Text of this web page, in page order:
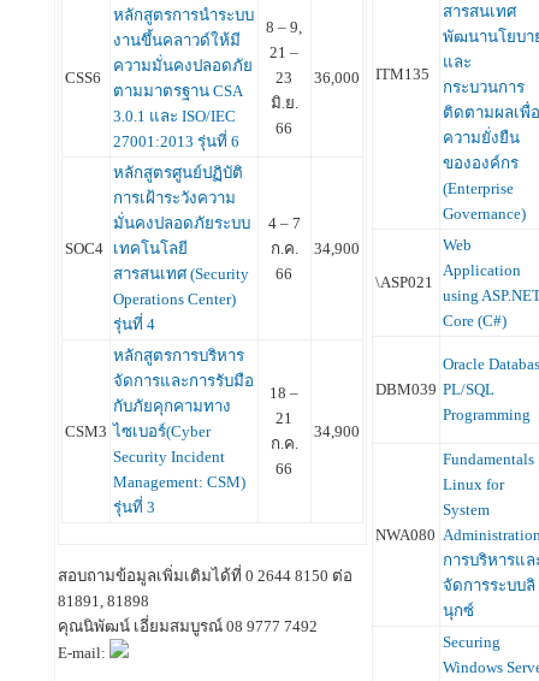
CSS6
หลักสูตรการนำระบบ
งานขึ้นคลาวด์ให้มี
ความมั่นคงปลอดภัย
ตามมาตรฐาน CSA
3.0.1 และ ISO/IEC
27001:2013 รุ่นที่ 6
8 – 9,
21 –
23
มิ.ย.
66
36,000
SOC4
หลักสูตรศูนย์ปฏิบัติ
การเฝ้าระวังความ
มั่นคงปลอดภัยระบบ
เทคโนโลยี
สารสนเทศ (Security
Operations Center)
รุ่นที่ 4
4 – 7
ก.ค.
66
34,900
CSM3
หลักสูตรการบริหาร
จัดการและการรับมือ
กับภัยคุกคามทาง
ไซเบอร์(Cyber
Security Incident
Management: CSM)
รุ่นที่ 3
18 –
21
ก.ค.
66
34,900
สอบถามข้อมูลเพิ่มเติมได้ที่ 0 2644 8150 ต่อ
81891, 81898
คุณนิพัฒน์ เอี่ยมสมบูรณ์ 08 9777 7492
E-mail:
ITM135
สารสนเทศ
พัฒนานโยบา
และ
กระบวนการ
ติดตามผลเพื่อ
ความยั่งยืน
ขององค์กร
(Enterprise
Governance)
\ASP021
Web
Application
using
Core (C#)
DBM039
Oracle
PL/SQL
Programming
NWA080
Fundamentals
Linux for
System
การบริหารแล
จัดการระบบลิ
นุกซ์
Securing
Windows